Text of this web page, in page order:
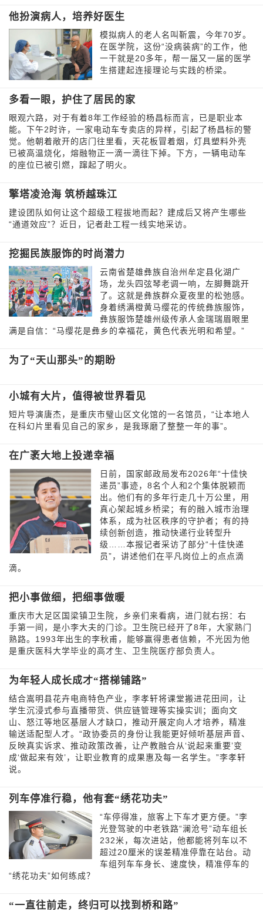
他扮演病人，培养好医生
模拟病人的老人名叫靳震，今年70岁。
在医学院，这份“没病装病”的工作，他
一干就是20多年，帮一届又一届的医学
生搭建起连接理论与实践的桥梁。
多看一眼，护住了居民的家
眼观六路，对于有着8年工作经验的杨昌标而言，已是职业本
能。下午2时许，一家电动车专卖店的异样，引起了杨昌标的警
觉。他朝着敞开的店门往里看，天花板冒着烟，灯具塑料外壳
已被高温烧化，熔融物正一滴一滴往下掉。下方，一辆电动车
的座位已被引燃，蹿起了明火。
擎塔凌沧海 筑桥越珠江
建设团队如何让这个超级工程拔地而起？建成后又将产生哪些
“通道效应”？近日，记者赴工程一线实地采访。
挖掘民族服饰的时尚潜力
云南省楚雄彝族自治州牟定县化湖广
场，龙头四弦琴老调一响，左脚舞跳开
了。这就是彝族群众夏夜里的松弛感。
身着绣满橙黄马缨花的传统彝族服饰，
彝族服饰楚雄州级传承人金瑞瑞眉眼里
满是自信：“马缨花是彝乡的幸福花，黄色代表光明和希望。”
为了“天山那头”的期盼
小城有大片，值得被世界看见
短片导演唐杰，是重庆市璧山区文化馆的一名馆员，“让本地人
在科幻片里看见自己的家乡，是我琢磨了整整一年的事”。
在广袤大地上投递幸福
日前，国家邮政局发布2026年“十佳快
递员”事迹，8名个人和2个集体脱颖而
出。他们有的多年行走几十万公里，用
真心架起城乡桥梁；有的融入城市治理
体系，成为社区秩序的守护者；有的持
续创新创造，推动快递行业转型升
级……本报记者采访了部分“十佳快递
员”，讲述他们在平凡岗位上的点点滴
滴。
把小事做细，把细事做暖
重庆市大足区国梁镇卫生院，乡亲们来看病，进门就右拐：右
手第一间，是小李大夫的门诊。卫生院已经开了8年，大家熟门
熟路。1993年出生的李秋甫，能够赢得患者信赖，不光因为他
是重庆医科大学毕业的高才生、卫生院医疗部负责人。
为年轻人成长成才“搭梯铺路”
结合嵩明县花卉电商特色产业，李孝轩将课堂搬进花田间，让
学生沉浸式参与直播带货、供应链管理等实操实训；面向文
山、怒江等地区基层人才缺口，推动开展定向人才培养，精准
输送适配型人才。“政协委员的身份让我能更好倾听基层声音、
反映真实诉求、推动政策改善，让产教融合从‘说起来重要’变
成‘做起来有效’，让职业教育的成果惠及每一名学生。”李孝轩
说。
列车停准行稳，他有套“绣花功夫”
“车停得准，旅客上下车才更方便。”李
光登驾驶的中老铁路“澜沧号”动车组长
232米，每次进站，他都能将列车以不
超过20厘米的误差精准停靠在站台。动
车组列车车身长、速度快，精准停车的
“绣花功夫”如何练成？
“一直往前走，终归可以找到桥和路”